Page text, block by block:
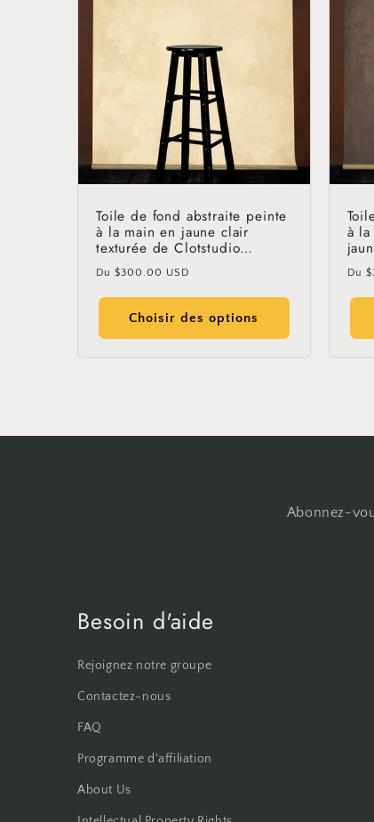
Toile de fond abstraite peinte
à la main en jaune clair
texturée de Clotstudio
#clot455
Prix
Du $300.00 USD
Choisir des options
à
Prix
Du
Abonnez-
Besoin d'aide
Rejoignez notre groupe
Contactez-nous
FAQ
Programme d'affiliation
About Us